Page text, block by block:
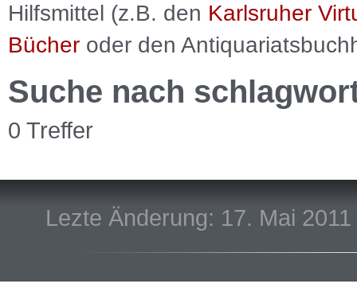
Hilfsmittel (z.B. den Karlsruher
Bücher oder den
Suche nach
0 Treffer
Lezte Änderung: 17. Mai